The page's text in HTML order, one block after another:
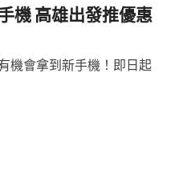
機 高雄出發推優惠
機會拿到新手機！即日起